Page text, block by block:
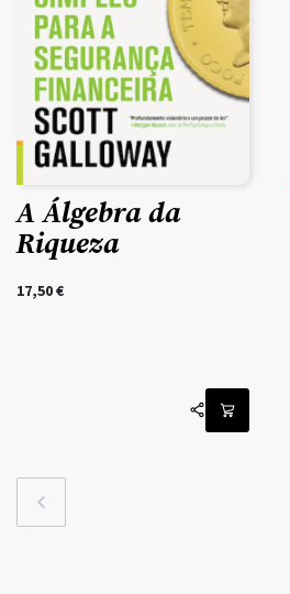
A Álgebra da
Riqueza
17,50€